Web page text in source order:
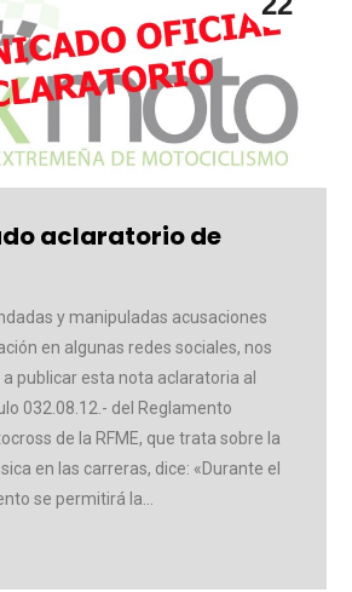
aclaratorio de
y manipuladas acusaciones
en algunas redes sociales, nos
publicar esta nota aclaratoria al
032.08.12.- del Reglamento
de la RFME, que trata sobre la
en las carreras, dice: «Durante el
se permitirá la…